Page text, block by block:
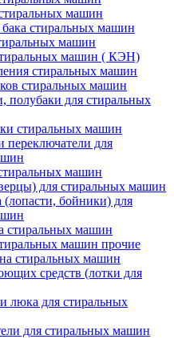
машин
стиральных машин
машин
машин ( КЭН)
стиральных машин
стиральных машин
полубаки для стиральных
стиральных машин
переключатели для
машин
для стиральных машин
(лопасти, бойники) для
стиральных машин
машин прочие
стиральных машин
средств (лотки для
люка для стиральных
для стиральных машин